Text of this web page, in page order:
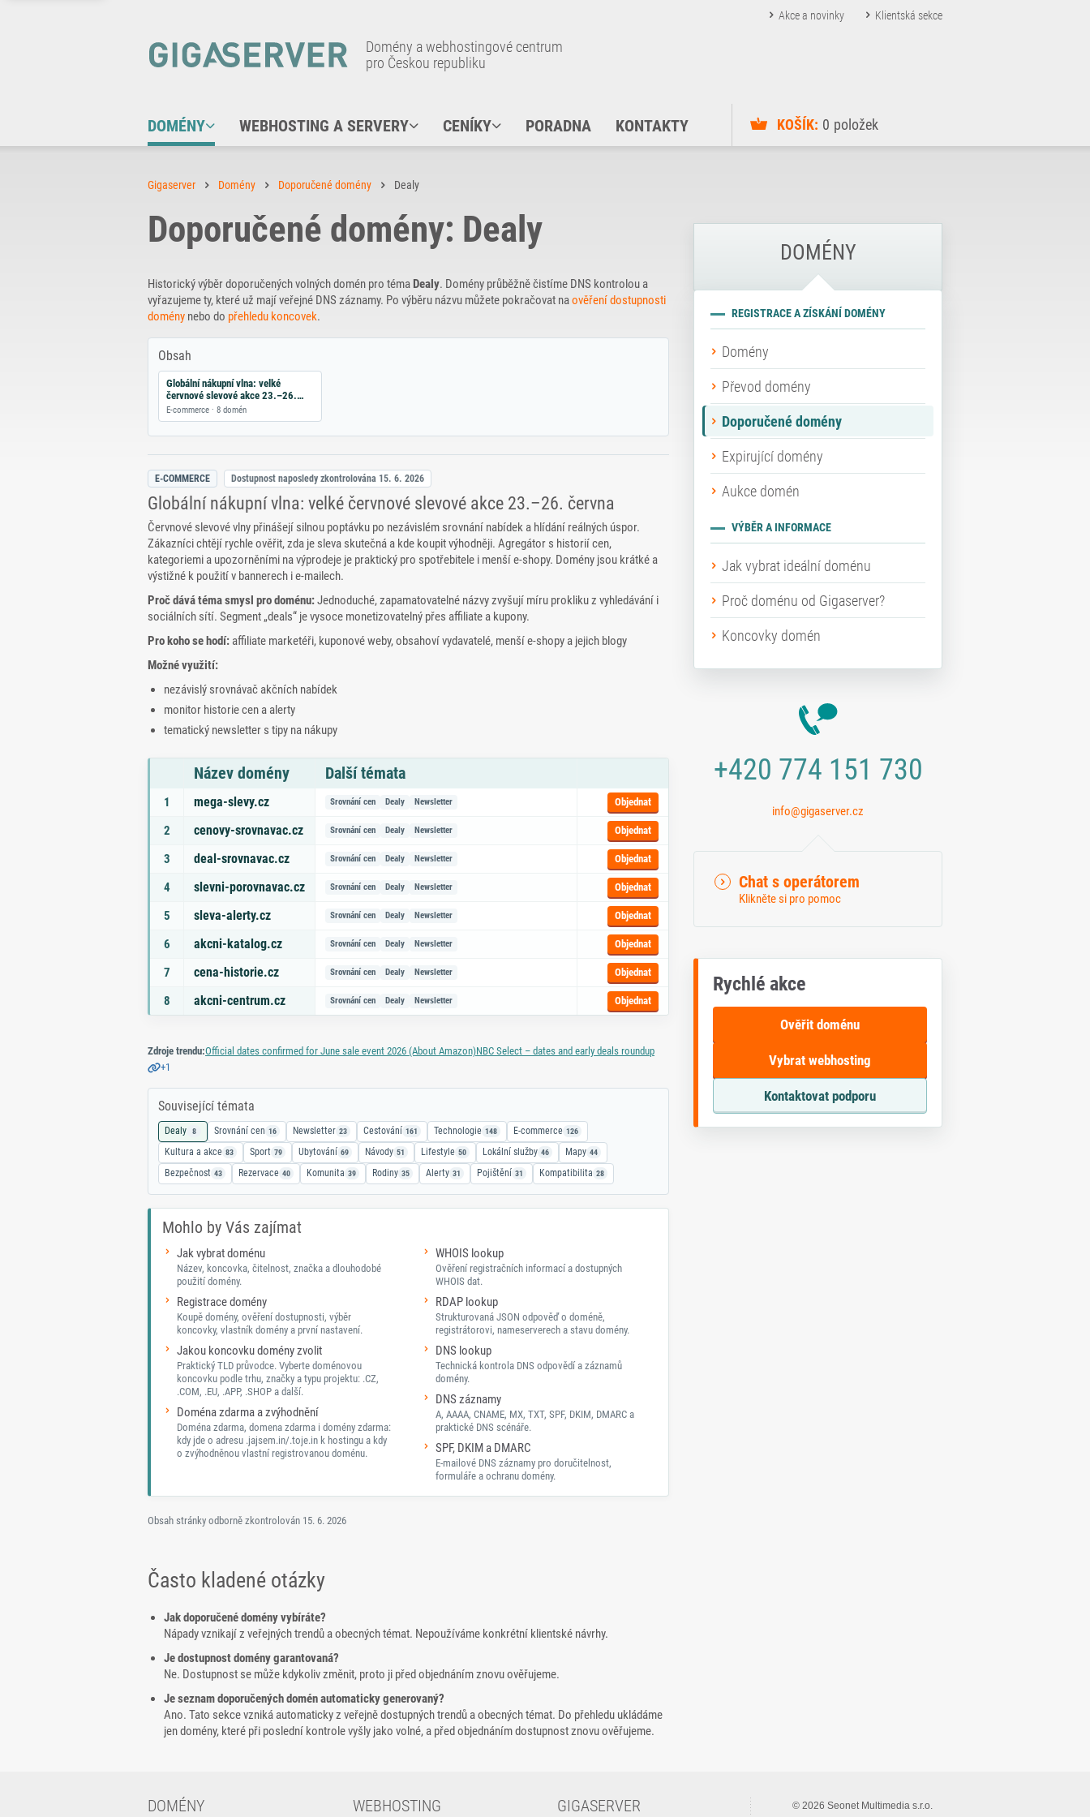
Domény a webhostingové centrum
pro Českou republiku
DOMÉNY WEBHOSTING A SERVERY CENÍKY PORADNA KONTAKTY KOŠÍK: 0 položek
Akce a novinky Klientská sekce
Gigaserver Domény Doporučené domény Dealy
Doporučené domény: Dealy
Historický výběr doporučených volných domén pro téma Dealy. Domény průběžně čistíme DNS kontrolou a
vyřazujeme ty, které už mají veřejné DNS záznamy. Po výběru názvu můžete pokračovat naověření dostupnosti
domény nebo do přehledu koncovek.
Obsah
Globální nákupní vlna: velké
červnové slevové akce 23.–26.
června
E-commerce · 8 domén
E-COMMERCE Dostupnost naposledy zkontrolována 15. 6. 2026
Globální nákupní vlna: velké červnové slevové akce 23.–26. června
Červnové slevové vlny přinášejí silnou poptávku po nezávislém srovnání nabídek a hlídání reálných úspor.
Zákazníci chtějí rychle ověřit, zda je sleva skutečná a kde koupit výhodněji. Agregátor s historií cen,
kategoriemi a upozorněními na výprodeje je praktický pro spotřebitele i menší e‑shopy. Domény jsou krátké a
výstižné k použití v bannerech i e‑mailech.
Proč dává téma smysl pro doménu:Jednoduché, zapamatovatelné názvy zvyšují míru prokliku z vyhledávání i
sociálních sítí. Segment „deals“ je vysoce monetizovatelný přes affiliate a kupony.
Pro koho se hodí: affiliate marketéři, kuponové weby, obsahoví vydavatelé, menší e‑shopy a jejich blogy
Možné využití:
nezávislý srovnávač akčních nabídek
monitor historie cen a alerty
tematický newsletter s tipy na nákupy
Seznam doporučených domén s tématy a odkazem na objednávku
Název domény Další témata
1 mega-slevy.cz Srovnání cen Dealy Newsletter Objednat
2 cenovy-srovnavac.cz Srovnání cen Dealy Newsletter Objednat
3 deal-srovnavac.cz Srovnání cen Dealy Newsletter Objednat
4 slevni-porovnavac.cz Srovnání cen Dealy Newsletter Objednat
5 sleva-alerty.cz Srovnání cen Dealy Newsletter Objednat
6 akcni-katalog.cz Srovnání cen Dealy Newsletter Objednat
7 cena-historie.cz Srovnání cen Dealy Newsletter Objednat
8 akcni-centrum.cz Srovnání cen Dealy Newsletter Objednat
Zdroje trendu:Official dates confirmed for June sale event 2026 (About Amazon)NBC Select – dates and early deals roundup
+1
Související témata
Dealy 8 Srovnání cen 16 Newsletter 23 Cestování 161 Technologie 148 E-commerce 126
Kultura a akce 83 Sport 79 Ubytování 69 Návody 51 Lifestyle 50 Lokální služby 46 Mapy 44
Bezpečnost 43 Rezervace 40 Komunita 39 Rodiny 35 Alerty 31 Pojištění 31 Kompatibilita 28
Mohlo by Vás zajímat
Jak vybrat doménu
Název, koncovka, čitelnost, značka a dlouhodobé
použití domény.
Registrace domény
Koupě domény, ověření dostupnosti, výběr
koncovky, vlastník domény a první nastavení.
Jakou koncovku domény zvolit
Praktický TLD průvodce. Vyberte doménovou
koncovku podle trhu, značky a typu projektu: .CZ,
.COM, .EU, .APP, .SHOP a další.
Doména zdarma a zvýhodnění
Doména zdarma, domena zdarma i domény zdarma:
kdy jde o adresu .jajsem.in/.toje.in k hostingu a kdy
o zvýhodněnou vlastní registrovanou doménu.
WHOIS lookup
Ověření registračních informací a dostupných
WHOIS dat.
RDAP lookup
Strukturovaná JSON odpověď o doméně,
registrátorovi, nameserverech a stavu domény.
DNS lookup
Technická kontrola DNS odpovědí a záznamů
domény.
DNS záznamy
A, AAAA, CNAME, MX, TXT, SPF, DKIM, DMARC a
praktické DNS scénáře.
SPF, DKIM a DMARC
E-mailové DNS záznamy pro doručitelnost,
formuláře a ochranu domény.
Obsah stránky odborně zkontrolován 15. 6. 2026
DOMÉNY
REGISTRACE A ZÍSKÁNÍ DOMÉNY
Domény
Převod domény
Doporučené domény
Expirující domény
Aukce domén
VÝBĚR A INFORMACE
Jak vybrat ideální doménu
Proč doménu od Gigaserver?
Koncovky domén
+420 774 151 730
info@gigaserver.cz
Chat s operátorem
Klikněte si pro pomoc
Rychlé akce
Ověřit doménu
Vybrat webhosting
Kontaktovat podporu
Často kladené otázky
Jak doporučené domény vybíráte?
Nápady vznikají z veřejných trendů a obecných témat. Nepoužíváme konkrétní klientské návrhy.
Je dostupnost domény garantovaná?
Ne. Dostupnost se může kdykoliv změnit, proto ji před objednáním znovu ověřujeme.
Je seznam doporučených domén automaticky generovaný?
Ano. Tato sekce vzniká automaticky z veřejně dostupných trendů a obecných témat. Do přehledu ukládáme
jen domény, které při poslední kontrole vyšly jako volné, a před objednáním dostupnost znovu ověřujeme.
DOMÉNY WEBHOSTING GIGASERVER © 2026 Seonet Multimedia s.r.o.